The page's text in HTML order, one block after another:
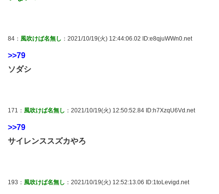
84： 風吹けば名無し ：2021/10/19(火) 12:44:06.02 ID:e8qjuWWn0.net
>>79
ソダシ
171： 風吹けば名無し ：2021/10/19(火) 12:50:52.84 ID:h7XzqU6Vd.net
>>79
サイレンススズカやろ
193： 風吹けば名無し ：2021/10/19(火) 12:52:13.06 ID:1toLevigd.net